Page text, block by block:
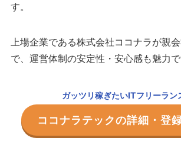
す。
上場企業である株式会社ココナラが親
で、運営体制の安定性・安心感も魅力で
ガッツリ稼ぎたいITフリーラン
ココナラテックの詳細・登